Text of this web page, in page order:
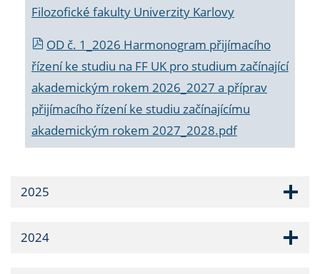
Filozofické fakulty Univerzity Karlovy
OD č. 1_2026 Harmonogram přijímacího
řízení ke studiu na FF UK pro studium začínající
akademickým rokem 2026_2027 a příprav
přijímacího řízení ke studiu začínajícímu
akademickým rokem 2027_2028.pdf
2025
2024